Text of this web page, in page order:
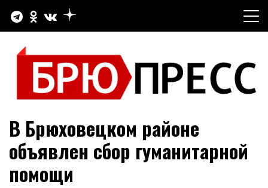
содержимому
БРЮПРЕСС
Официальный сайт газеты "Брюховецкие новости"
В Брюховецком районе
объявлен сбор гуманитарной
помощи